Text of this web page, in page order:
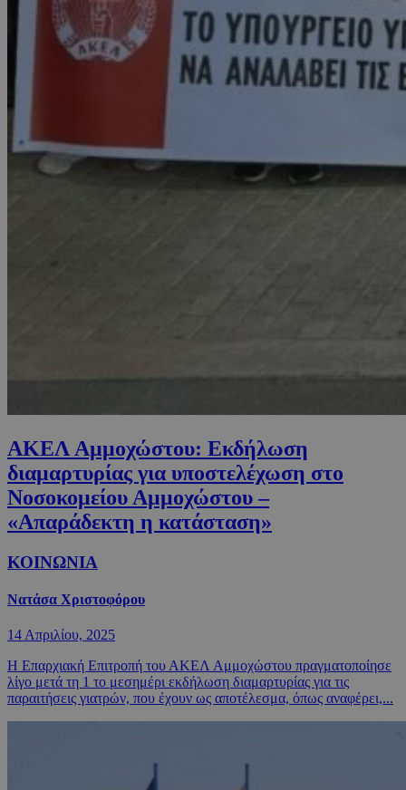
ΑΚΕΛ Αμμοχώστου: Εκδήλωση
διαμαρτυρίας για υποστελέχωση στο
Νοσοκομείου Αμμοχώστου –
«Απαράδεκτη η κατάσταση»
ΚΟΙΝΩΝΙΑ
Νατάσα Χριστοφόρου
14 Απριλίου, 2025
Η Επαρχιακή Επιτροπή του ΑΚΕΛ Αμμοχώστου πραγματοποίησε
λίγο μετά τη 1 το μεσημέρι εκδήλωση διαμαρτυρίας για τις
παραιτήσεις γιατρών, που έχουν ως αποτέλεσμα, όπως αναφέρει,...